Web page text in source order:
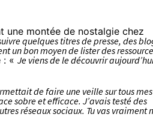
une montée de nostalgie chez
quelques titres de presse, des
un bon moyen de lister des
: « Je viens de le découvrir
de faire une veille sur tous mes
sobre et efficace. J’avais testé des
réseaux sociaux. Tu vas vraiment